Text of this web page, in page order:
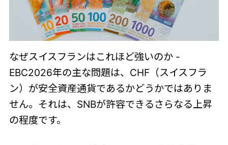
なぜスイスフランはこれほど強いのか -
EBC2026年の主な問題は、CHF（スイスフラ
ン）が安全資産通貨であるかどうかではありま
せん。それは、SNBが許容できるさらなる上昇
の程度です。